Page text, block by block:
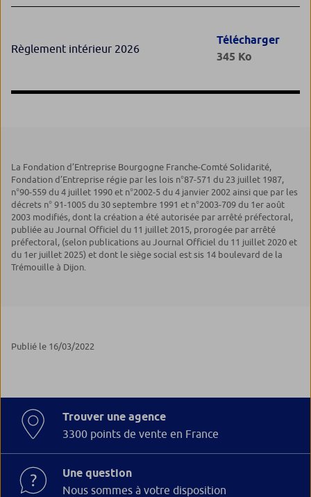
Règlement intérieur 2026
Télécharger
345 Ko
La Fondation d’Entreprise Bourgogne Franche-Comté Solidarité,
Fondation d’Entreprise régie par les lois n°87-571 du 23 juillet 1987,
n°90-559 du 4 juillet 1990 et n°2002-5 du 4 janvier 2002 ainsi que par les
décrets n° 91-1005 du 30 septembre 1991 et n°2003-709 du 1er août
2003 modifiés, dont la création a été autorisée par arrêté préfectoral,
publiée au Journal Officiel du 11 juillet 2015, prorogée par arrêté
préfectoral, (selon publications au Journal Officiel du 11 juillet 2020 et
du 1er juillet 2025) et dont le siège social est sis 14 boulevard de la
Trémouille à Dijon.
Publié le 16/03/2022
Trouver une agence
3300 points de vente en France
Une question
Nous sommes à votre disposition